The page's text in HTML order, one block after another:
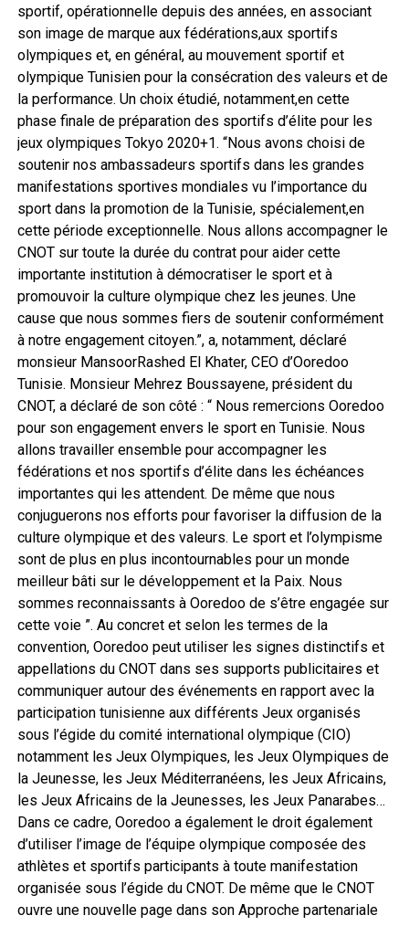
sportif, opérationnelle depuis des années, en associant
son image de marque aux fédérations,aux sportifs
olympiques et, en général, au mouvement sportif et
olympique Tunisien pour la consécration des valeurs et de
la performance. Un choix étudié, notamment,en cette
phase finale de préparation des sportifs d’élite pour les
jeux olympiques Tokyo 2020+1. “Nous avons choisi de
soutenir nos ambassadeurs sportifs dans les grandes
manifestations sportives mondiales vu l’importance du
sport dans la promotion de la Tunisie, spécialement,en
cette période exceptionnelle. Nous allons accompagner le
CNOT sur toute la durée du contrat pour aider cette
importante institution à démocratiser le sport et à
promouvoir la culture olympique chez les jeunes. Une
cause que nous sommes fiers de soutenir conformément
à notre engagement citoyen.”, a, notamment, déclaré
monsieur MansoorRashed El Khater, CEO d’Ooredoo
Tunisie. Monsieur Mehrez Boussayene, président du
CNOT, a déclaré de son côté : “ Nous remercions Ooredoo
pour son engagement envers le sport en Tunisie. Nous
allons travailler ensemble pour accompagner les
fédérations et nos sportifs d’élite dans les échéances
importantes qui les attendent. De même que nous
conjuguerons nos efforts pour favoriser la diffusion de la
culture olympique et des valeurs. Le sport et l’olympisme
sont de plus en plus incontournables pour un monde
meilleur bâti sur le développement et la Paix. Nous
sommes reconnaissants à Ooredoo de s’être engagée sur
cette voie ”. Au concret et selon les termes de la
convention, Ooredoo peut utiliser les signes distinctifs et
appellations du CNOT dans ses supports publicitaires et
communiquer autour des événements en rapport avec la
participation tunisienne aux différents Jeux organisés
sous l’égide du comité international olympique (CIO)
notamment les Jeux Olympiques, les Jeux Olympiques de
la Jeunesse, les Jeux Méditerranéens, les Jeux Africains,
les Jeux Africains de la Jeunesses, les Jeux Panarabes…
Dans ce cadre, Ooredoo a également le droit également
d’utiliser l’image de l’équipe olympique composée des
athlètes et sportifs participants à toute manifestation
organisée sous l’égide du CNOT. De même que le CNOT
ouvre une nouvelle page dans son Approche partenariale